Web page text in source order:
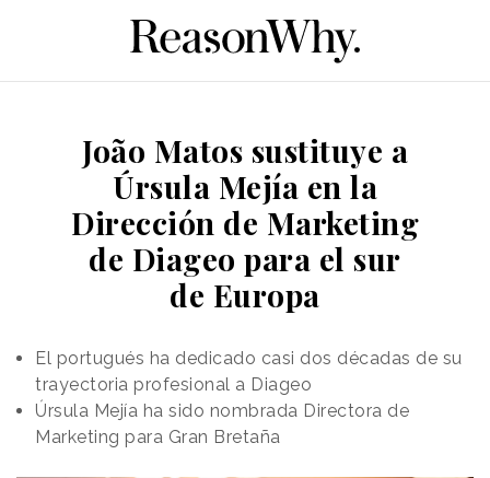
João Matos sustituye a
Úrsula Mejía en la
Dirección de Marketing
de Diageo para el sur
de Europa
El portugués ha dedicado casi dos décadas de su
trayectoria profesional a Diageo
Úrsula Mejía ha sido nombrada Directora de
Marketing para Gran Bretaña